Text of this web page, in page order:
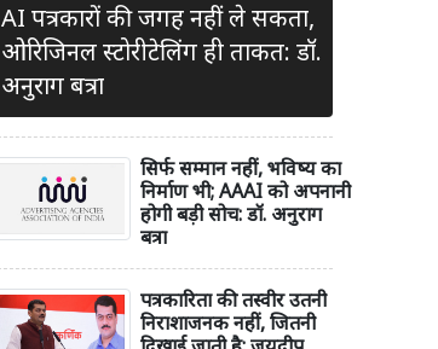
AI पत्रकारों की जगह नहीं ले सकता,
ओरिजिनल स्टोरीटेलिंग ही ताकत: डॉ.
अनुराग बत्रा
सिर्फ सम्मान नहीं, भविष्य का
निर्माण भी; AAAI को अपनानी
होगी बड़ी सोच: डॉ. अनुराग
बत्रा
पत्रकारिता की तस्वीर उतनी
निराशाजनक नहीं, जितनी